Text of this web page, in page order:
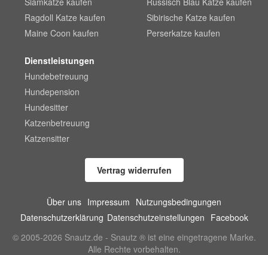
Ragdoll Katze kaufen
Maine Coon kaufen
Sibirische Katze kaufen
Perserkatze kaufen
Dienstleistungen
Hundebetreuung
Hundepension
Hundesitter
Katzenbetreuung
Katzensitter
Vertrag widerrufen
Über uns Impressum Nutzungsbedingungen
Datenschutzerklärung Datenschutzeinstellungen Facebook
© 2005-2026 Snautz.de - Snautz ® ist eine eingetragene Marke.
Alle Rechte vorbehalten.